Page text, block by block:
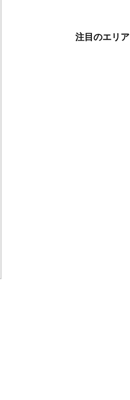
注目のエリア